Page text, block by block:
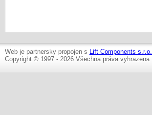
Web je partnersky propojen s Lift Components s.r.o.
Copyright © 1997 - 2026 Všechna práva vyhrazena